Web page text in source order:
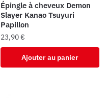
Épingle à cheveux Demon
Slayer Kanao Tsuyuri
Papillon
23,90€
Ajouter au panier